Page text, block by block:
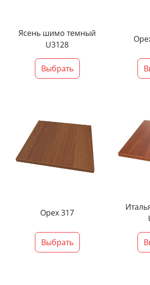
Ясень шимо темный
U3128
Выбрать
Орех 317
Выбрать